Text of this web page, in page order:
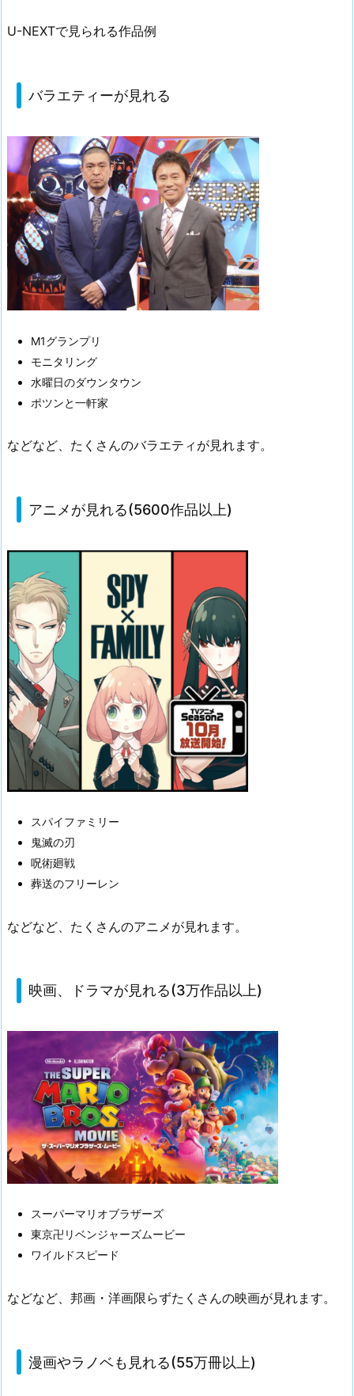
U-NEXTで見られる作品例
バラエティーが見れる
M1グランプリ
モニタリング
水曜日のダウンタウン
ポツンと一軒家
などなど、たくさんのバラエティが見れます。
アニメが見れる(5600作品以上)
スパイファミリー
鬼滅の刃
呪術廻戦
葬送のフリーレン
などなど、たくさんのアニメが見れます。
映画、ドラマが見れる(3万作品以上)
スーパーマリオブラザーズ
東京卍リベンジャーズムービー
ワイルドスピード
などなど、邦画・洋画限らずたくさんの映画が見れます。
漫画やラノベも見れる(55万冊以上)